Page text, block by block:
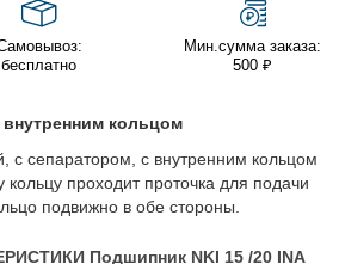
бесплатно
Мин.сумма заказа:
500 ₽
внутренним кольцом
с сепаратором, с внутренним кольцом
проходит проточка для подачи
подвижно в обе стороны.
Подшипник NKI 15 /20 INA